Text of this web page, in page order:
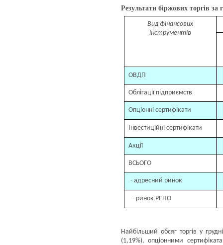
Результати біржових торгів за
Вид фінансових
інструментів
ОВДП
Облігації підприємств
Опціонні сертифікати
Інвестиційні сертифікати
Акції
ВСЬОГО
- адресний ринок
- ринок РЕПО
Найбільший обсяг торгів у
(1,19%), опціонними